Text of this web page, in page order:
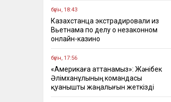
бүгін, 18:43
Казахстанца экстрадировали из
Вьетнама по делу о незаконном
онлайн-казино
бүгін, 17:56
«Америкаға аттанамыз»: Жәнібек
Әлімханұлының командасы
қуанышты жаңалығын жеткізді